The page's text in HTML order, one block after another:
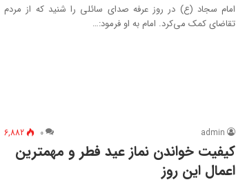
امام سجاد (ع) در روز عرفه صدای سائلی را شنید که از مردم
تقاضای کمک مى‌کرد. امام به او فرمود:…
admin ۰ 6,882
کیفیت خواندن نماز عید فطر و مهمترین
اعمال این روز